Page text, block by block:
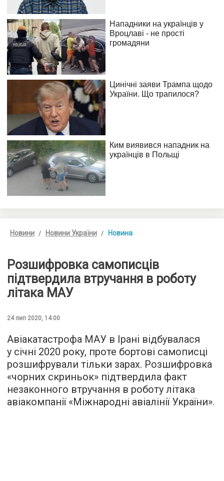
Новини Новини України Новина
Розшифровка самописців
підтвердила втручання в роботу
літака МАУ
24 лип 2020, 14:00
Авіакатастрофа МАУ в Ірані відбувалася
у січні 2020 року, проте бортові самописці
розшифрували тільки зарах. Розшифровка
«чорних скриньок» підтвердила факт
незаконного втручання в роботу літака
авіакомпанії «Міжнародні авіалінії України».